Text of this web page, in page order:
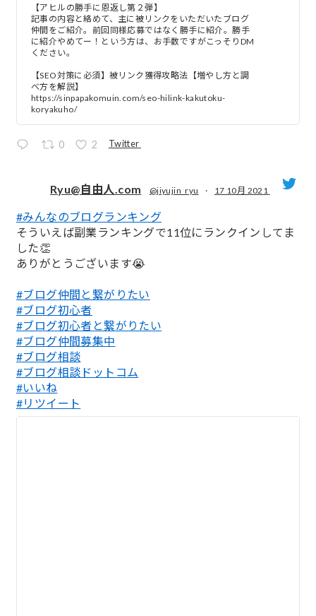
【アヒルの勝手に恩返し第２弾】
記事の内容と絡めて、主に被リンクをいただいたブログ
仲間をご紹介。前回同様応募ではなく勝手に紹介。勝手
に紹介やめてー！という方は、お手数ですがこっそりDM
ください。
【SEO対策に必須】被リンク獲得攻略法【増やし方と調
べ方を解説】
https://sinpapakomuin.com/seo-hilink-kakutoku-
koryakuho/
0 2 Twitter
;
Ryu@自由人.com @jiyujin_ryu · 17 10月 2021
#みんなのブログランキング
そういえば副業ランキングで11位にランクインしてま
した👏
ありがとうございます😭
#ブログ仲間と繋がりたい
#ブログ初心者
#ブログ初心者と繋がりたい
#ブログ仲間募集中
#ブログ相談
#ブログ相談ドットコム
#いいね
#リツイート